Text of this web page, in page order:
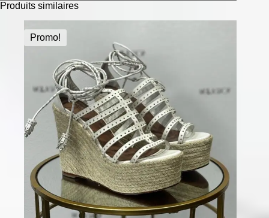
Produits similaires
Promo!